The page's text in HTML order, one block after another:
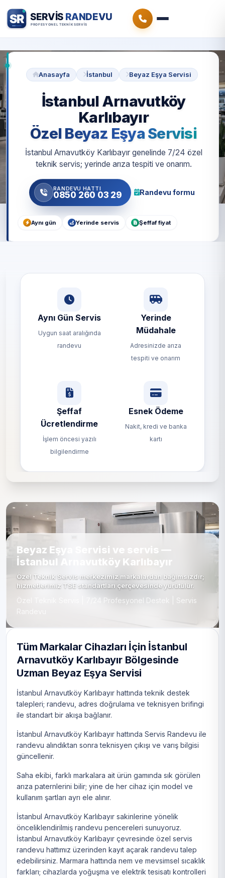
Anasayfa İstanbul Beyaz Eşya Servisi
İstanbul Arnavutköy
Karlıbayır
Özel Beyaz Eşya Servisi
İstanbul Arnavutköy Karlıbayır genelinde 7/24 özel
teknik servis; yerinde arıza tespiti ve onarım.
RANDEVU HATTI
0850 260 03 29 Randevu formu
Aynı gün Yerinde servis Şeffaf fiyat
Aynı Gün Servis
Uygun saat aralığında
randevu
Yerinde
Müdahale
Adresinizde arıza
tespiti ve onarım
Şeffaf
Ücretlendirme
İşlem öncesi yazılı
bilgilendirme
Esnek Ödeme
Nakit, kredi ve banka
kartı
Beyaz Eşya Servisi ve servis —
İstanbul Arnavutköy Karlıbayır
Özel Teknik Servis merkezimiz markalardan bağımsızdır;
hizmetlerimiz TSE standartları çerçevesinde yürütülür.
Özel Teknik Servis | 7/24 Profesyonel Destek | Servis
Tüm Markalar Cihazları İçin İstanbul
Arnavutköy Karlıbayır Bölgesinde
Uzman Beyaz Eşya Servisi
İstanbul Arnavutköy Karlıbayır hattında teknik destek
talepleri; randevu, adres doğrulama ve teknisyen brifingi
ile standart bir akışa bağlanır.
İstanbul Arnavutköy Karlıbayır hattında Servis Randevu ile
randevu alındıktan sonra teknisyen çıkışı ve varış bilgisi
güncellenir.
Saha ekibi, farklı markalara ait ürün gamında sık görülen
arıza paternlerini bilir; yine de her cihaz için model ve
kullanım şartları ayrı ele alınır.
İstanbul Arnavutköy Karlıbayır sakinlerine yönelik
önceliklendirilmiş randevu pencereleri sunuyoruz.
İstanbul Arnavutköy Karlıbayır çevresinde özel servis
randevu hattımız üzerinden kayıt açarak randevu talep
edebilirsiniz. Marmara hattında nem ve mevsimsel sıcaklık
farkları; cihazlarda yoğuşma ve elektrik tesisatı kontrolleri